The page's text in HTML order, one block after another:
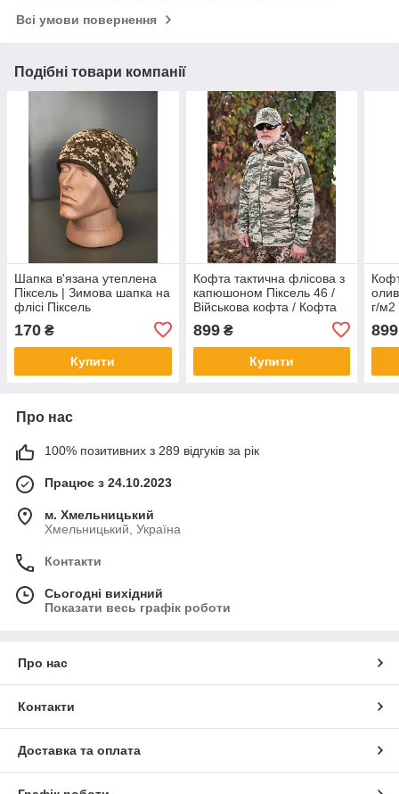
Всі умови повернення
Подібні товари компанії
Шапка в'язана утеплена
Піксель | Зимова шапка на
флісі Піксель
170 ₴
Купити
Кофта тактична флісова з
капюшоном Піксель 46 /
Військова кофта / Кофта
флісова з капюшоном ЗСУ
Олива
899₴
Купити
г/
899
Про нас
100% позитивних з 289 відгуків за рік
Працює з 24.10.2023
м. Хмельницький
Хмельницький, Україна
Контакти
Сьогодні вихідний
Показати весь графік роботи
Про нас
Контакти
Доставка та оплата